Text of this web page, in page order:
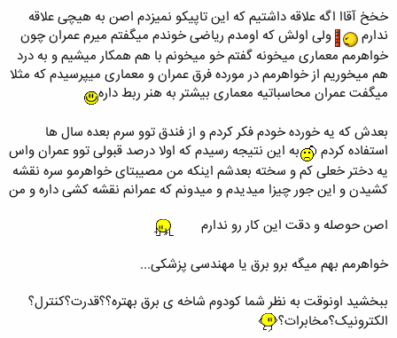
دارم درسای سازه ای رو میخونم . (به خاطر علاقه ی شخصی . میشه گفت اوقات
فراغت)
ولی اطلاعاتی هم راجب این رشته دارم . عمران گرایش سازه . بسیار بسیار بسیار
جذاب و بازار کار فوق عالی .باعث باز شدن فکر ادم میشه . اما سخته . نقشه
کشی و محاسبات و درک و فهم سازه باید بسیار قوی باشه که اینا رو یاد میگیری
فقط نیاز به همون علاقه یا کنجکاوی داری.
منم زمانی برق رو انتخاب کردم هیچ شناخت و علاقه ای نداشتم اما الان
عاشقشم...
چون تاپیک رو در تالار عمران زدی گفتم راجب سازه بگم که کلا خیلی خوبه .منم
هیچ عیب و ایرادی در اون نمیبینم . کلا ادم باهوش سازه بخونه باهوش تر
میشه .خیلی جذابه و اگر سختی کار دلسردتون نمیکنه انتخاب خوبیه. محیط
کاری اون هم برای یک زن فکر نکنم مثل برق قدرت محدودیت داشته باشه.!!!
از طراحی محاسبات یک ساختمان بگیر تا محاسبات دکل برق و پل و سازه ها
ابی و وسیله ای مثل کشتی و غیره و غیره و غیره کاربرد داره.
چون من از سازه خیلی خوشم میاد ازش تعریف کردم
خخخ آقاا اگه علاقه داشتیم که این تاپیکو نمیزدم اصن به هیچی علاقه
ندارم
ولی اولش که اومدم ریاضی خوندم میگفتم میرم عمران چون
خواهرمم معماری میخونه گفتم خو میخونم با هم همکار میشیم و به درد
هم میخوریم از خواهرمم در مورده فرق عمران و معماری میپرسیدم که مثلا
میگفت عمران محاسباتیه معماری بیشتر به هنر ربط داره
بعدش که یه خورده خودم فکر کردم و از فندق توو سرم بعده سال ها
استفاده کردم
به این نتیجه رسیدم که اولا درصد قبولی توو عمران واس
یه دختر خعلی کم و سخته بعدشم اینکه من مصیبتای خواهرمو سره نقشه
کشیدن و این جور چیزا میدیدم و میدونم که عمرانم نقشه کشی داره و من
اصن حوصله و دقت این کار رو ندارم
خواهرمم بهم میگه برو برق یا مهندسی پزشکی...
ببخشید اونوقت به نظر شما کودوم شاخه ی برق بهتره؟؟قدرت؟کنترل؟
الکترونیک؟مخابرات؟